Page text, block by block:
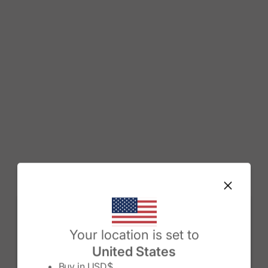
Your location is set to
United States
Change country/region